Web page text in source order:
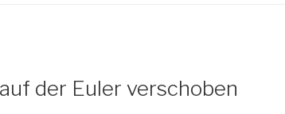
der Euler verschoben